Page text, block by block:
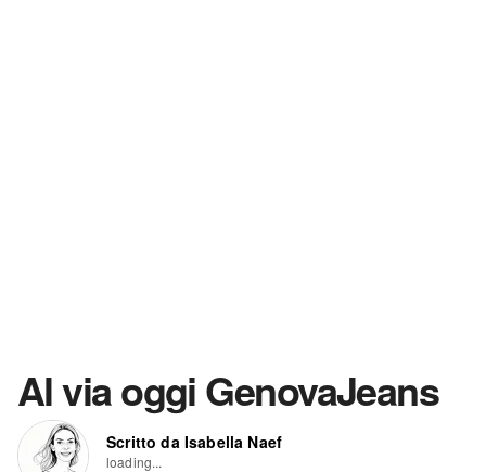
Al via oggi GenovaJeans
Scritto da Isabella Naef
loading...